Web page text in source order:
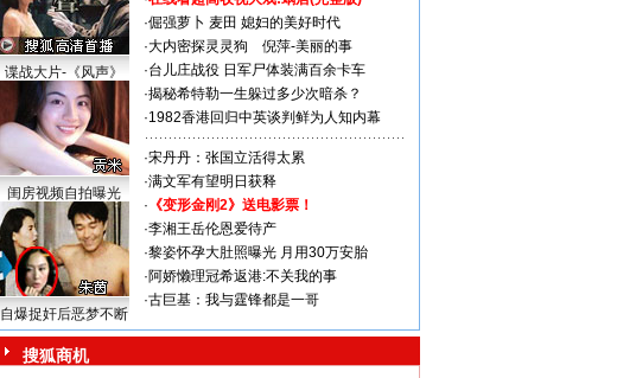
谍战大片-《风声》
闺房视频自拍曝光
自爆捉奸后恶梦不断
·倔强萝卜 麦田 媳妇的美好时代
·大内密探灵灵狗
倪萍-美丽的事
·台儿庄战役 日军尸体装满百余卡车
·揭秘希特勒一生躲过多少次暗杀？
·1982香港回归中英谈判鲜为人知内幕
·宋丹丹：张国立活得太累
·满文军有望明日获释
· 《变形金刚2》送电影票！
·李湘王岳伦恩爱待产
·黎姿怀孕大肚照曝光 月用30万安胎
·阿娇懒理冠希返港:不关我的事
·古巨基：我与霆锋都是一哥
搜狐商机